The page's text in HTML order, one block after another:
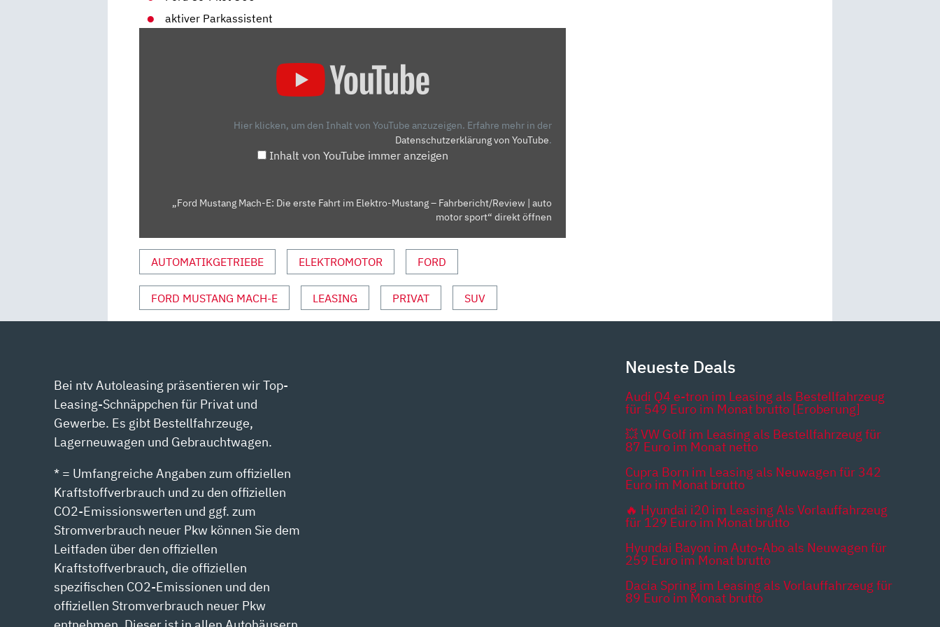
aktiver Parkassistent
|
AUTO
MOTOR
SPORT“
VON
YOUTUBE
Hier klicken, um den Inhalt von YouTube anzuzeigen. Erfahre mehr in der
Datenschutzerklärung von YouTube.
Inhalt von YouTube immer anzeigen
„Ford Mustang Mach-E: Die erste Fahrt im Elektro-Mustang – Fahrbericht/Review | auto
motor sport“ direkt öffnen
AUTOMATIKGETRIEBE ELEKTROMOTOR FORD
FORD MUSTANG MACH-E LEASING PRIVAT SUV
Bei ntv Autoleasing präsentieren wir Top-
Leasing-Schnäppchen für Privat und
Gewerbe. Es gibt Bestellfahrzeuge,
Lagerneuwagen und Gebrauchtwagen.
* = Umfangreiche Angaben zum offiziellen
Kraftstoffverbrauch und zu den offiziellen
CO2-Emissionswerten und ggf. zum
Stromverbrauch neuer Pkw können Sie dem
Leitfaden über den offiziellen
Kraftstoffverbrauch, die offiziellen
spezifischen CO2-Emissionen und den
offiziellen Stromverbrauch neuer Pkw
Neueste Deals
Audi Q4 e-tron im Leasing als Bestellfahrzeug
für 549 Euro im Monat brutto [Eroberung]
💥 VW Golf im Leasing als Bestellfahrzeug für
87 Euro im Monat netto
Cupra Born im Leasing als Neuwagen für 342
Euro im Monat brutto
🔥 Hyundai i20 im Leasing Als Vorlauffahrzeug
für 129 Euro im Monat brutto
Hyundai Bayon im Auto-Abo als Neuwagen für
259 Euro im Monat brutto
Dacia Spring im Leasing als Vorlauffahrzeug für
89 Euro im Monat brutto